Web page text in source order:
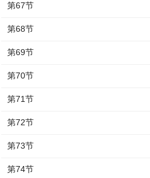
第67节
第68节
第69节
第70节
第71节
第72节
第73节
第74节